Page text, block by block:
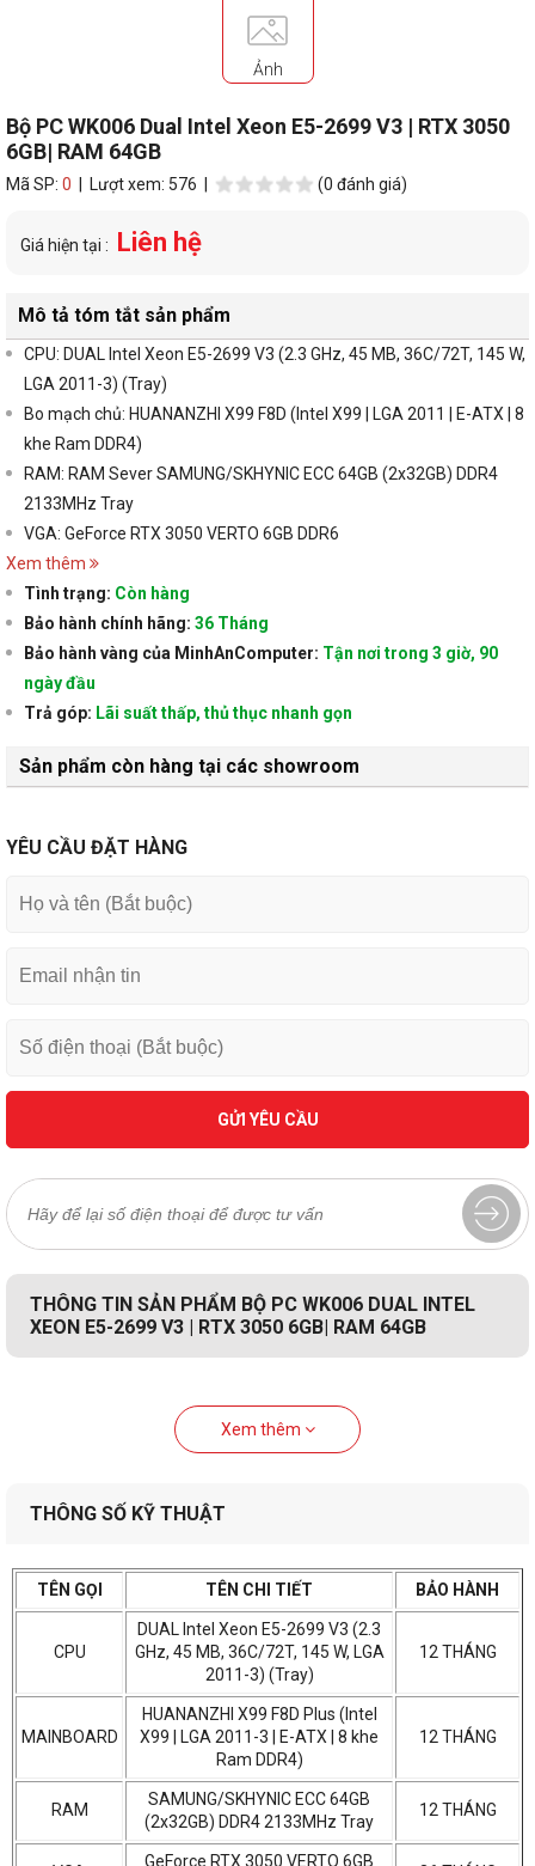
Ảnh
Bộ PC WK006 Dual Intel Xeon E5-2699 V3 | RTX 3050
6GB| RAM 64GB
Mã SP: 0 | Lượt xem: 576 | (0 đánh giá)
Giá hiện tại : Liên hệ
Mô tả tóm tắt sản phẩm
CPU: DUAL Intel Xeon E5-2699 V3 (2.3 GHz, 45 MB, 36C/72T, 145 W,
LGA 2011-3) (Tray)
Bo mạch chủ: HUANANZHI X99 F8D (Intel X99 | LGA 2011 | E-ATX | 8
khe Ram DDR4)
RAM: RAM Sever SAMUNG/SKHYNIC ECC 64GB (2x32GB) DDR4
2133MHz Tray
VGA: GeForce RTX 3050 VERTO 6GB DDR6
Xem thêm
Tình trạng: Còn hàng
Bảo hành chính hãng: 36 Tháng
Bảo hành vàng của MinhAnComputer: Tận nơi trong 3 giờ, 90
ngày đầu
Trả góp: Lãi suất thấp, thủ thục nhanh gọn
Sản phẩm còn hàng tại các showroom
YÊU CẦU ĐẶT HÀNG
GỬI YÊU CẦU
THÔNG TIN SẢN PHẨM BỘ PC WK006 DUAL INTEL
XEON E5-2699 V3 | RTX 3050 6GB| RAM 64GB
Xem thêm
THÔNG SỐ KỸ THUẬT
TÊN GỌI TÊN CHI TIẾT BẢO HÀNH
CPU
DUAL Intel Xeon E5-2699 V3 (2.3
GHz, 45 MB, 36C/72T, 145 W, LGA
2011-3) (Tray)
12 THÁNG
MAINBOARD
HUANANZHI X99 F8D Plus (Intel
X99 | LGA 2011-3 | E-ATX | 8 khe
Ram DDR4)
12 THÁNG
RAM
SAMUNG/SKHYNIC ECC 64GB
(2x32GB) DDR4 2133MHz Tray
12 THÁNG
GeForce RTX 3050 VERTO 6GB